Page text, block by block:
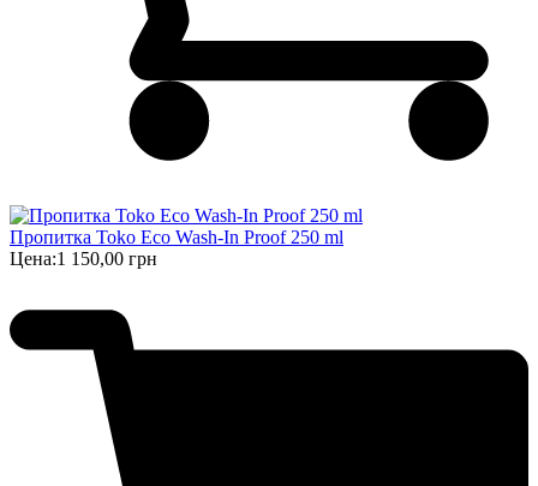
Пропитка Toko Eco Wash-In Proof 250 ml
Цена:1 150,00 грн